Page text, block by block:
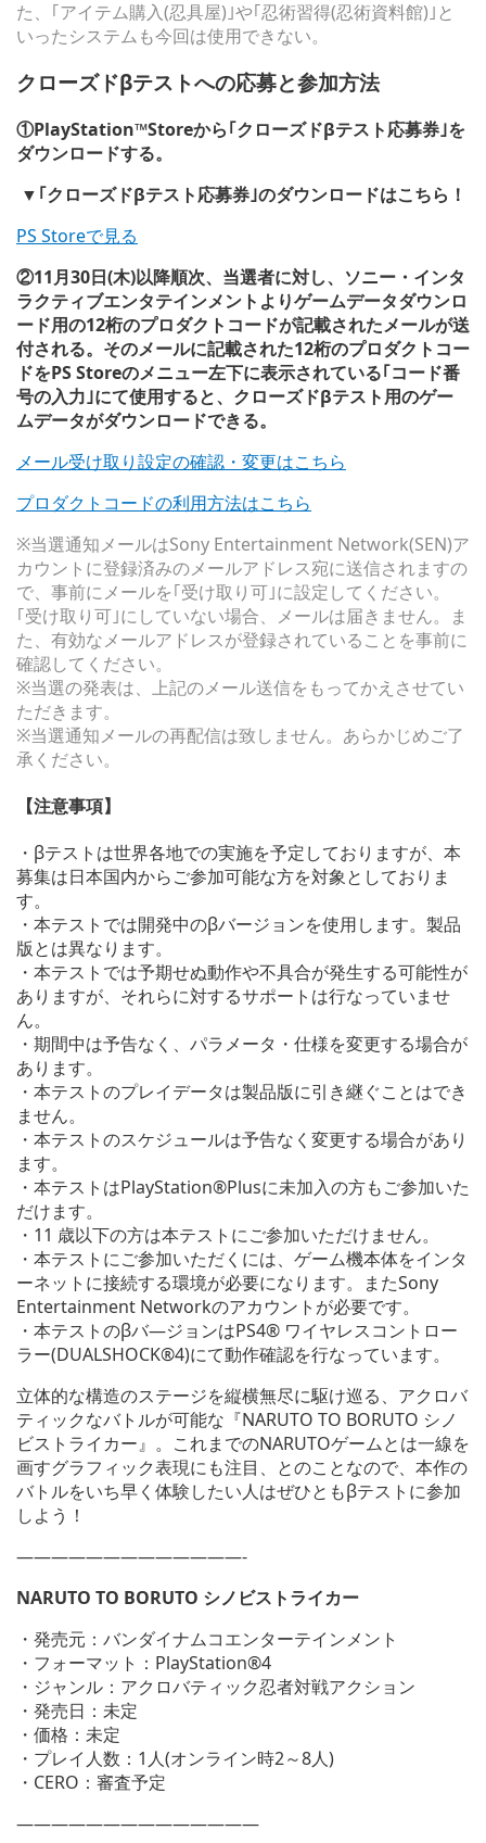
た、｢アイテム購入(忍具屋)｣や｢忍術習得(忍術資料館)｣と
いったシステムも今回は使用できない。
クローズドβテストへの応募と参加方法
①PlayStation™Storeから｢クローズドβテスト応募券｣を
ダウンロードする。
▼｢クローズドβテスト応募券｣のダウンロードはこちら！
PS Storeで見る
②11月30日(木)以降順次、当選者に対し、ソニー・インタ
ラクティブエンタテインメントよりゲームデータダウンロ
ード用の12桁のプロダクトコードが記載されたメールが送
付される。そのメールに記載された12桁のプロダクトコー
ドをPS Storeのメニュー左下に表示されている｢コード番
号の入力｣にて使用すると、クローズドβテスト用のゲー
ムデータがダウンロードできる。
メール受け取り設定の確認・変更はこちら
プロダクトコードの利用方法はこちら
※当選通知メールはSony Entertainment Network(SEN)ア
カウントに登録済みのメールアドレス宛に送信されますの
で、事前にメールを｢受け取り可｣に設定してください。
｢受け取り可｣にしていない場合、メールは届きません。ま
た、有効なメールアドレスが登録されていることを事前に
確認してください。
※当選の発表は、上記のメール送信をもってかえさせてい
ただきます。
※当選通知メールの再配信は致しません。あらかじめご了
承ください。
【注意事項】
・βテストは世界各地での実施を予定しておりますが、本
募集は日本国内からご参加可能な方を対象としておりま
す。
・本テストでは開発中のβバージョンを使用します。製品
版とは異なります。
・本テストでは予期せぬ動作や不具合が発生する可能性が
ありますが、それらに対するサポートは行なっていませ
ん。
・期間中は予告なく、パラメータ・仕様を変更する場合が
あります。
・本テストのプレイデータは製品版に引き継ぐことはでき
ません。
・本テストのスケジュールは予告なく変更する場合があり
ます。
・本テストはPlayStation®Plusに未加入の方もご参加いた
だけます。
・11 歳以下の方は本テストにご参加いただけません。
・本テストにご参加いただくには、ゲーム機本体をインタ
ーネットに接続する環境が必要になります。またSony
Entertainment Networkのアカウントが必要です。
・本テストのβバ―ジョンはPS4® ワイヤレスコントロー
ラー(DUALSHOCK®4)にて動作確認を行なっています。
立体的な構造のステージを縦横無尽に駆け巡る、アクロバ
ティックなバトルが可能な『NARUTO TO BORUTO シノ
ビストライカー』。これまでのNARUTOゲームとは一線を
画すグラフィック表現にも注目、とのことなので、本作の
バトルをいち早く体験したい人はぜひともβテストに参加
しよう！
—————————————-
NARUTO TO BORUTO シノビストライカー
・発売元：バンダイナムコエンターテインメント
・フォーマット：PlayStation®4
・ジャンル：アクロバティック忍者対戦アクション
・発売日：未定
・価格：未定
・プレイ人数：1人(オンライン時2～8人)
・CERO：審査予定
——————————————